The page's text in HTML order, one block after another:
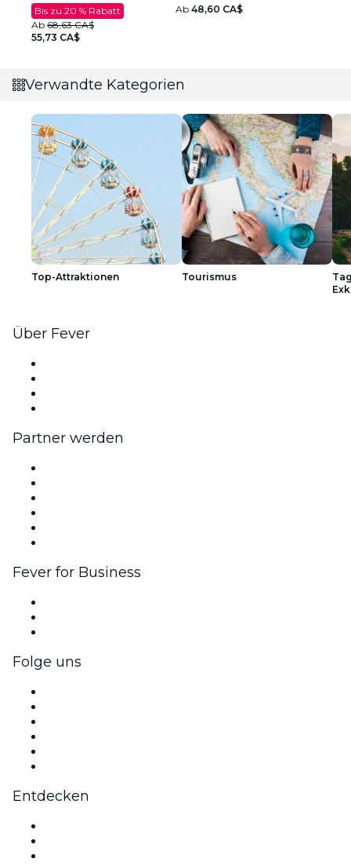
Bis zu 20 % Rabatt
Ab 68,63 CA$
55,73 CA$
Ab 48,60 CA$
Verwandte Kategorien
Top-Attraktionen Tourismus
Über Fever
Partner werden
Fever for Business
Folge uns
Entdecken